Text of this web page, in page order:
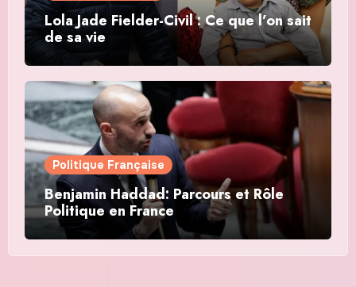
Lola Jade Fielder-Civil : Ce que l’on sait
de sa vie
Politique Française
Benjamin Haddad: Parcours et Rôle
Politique en France